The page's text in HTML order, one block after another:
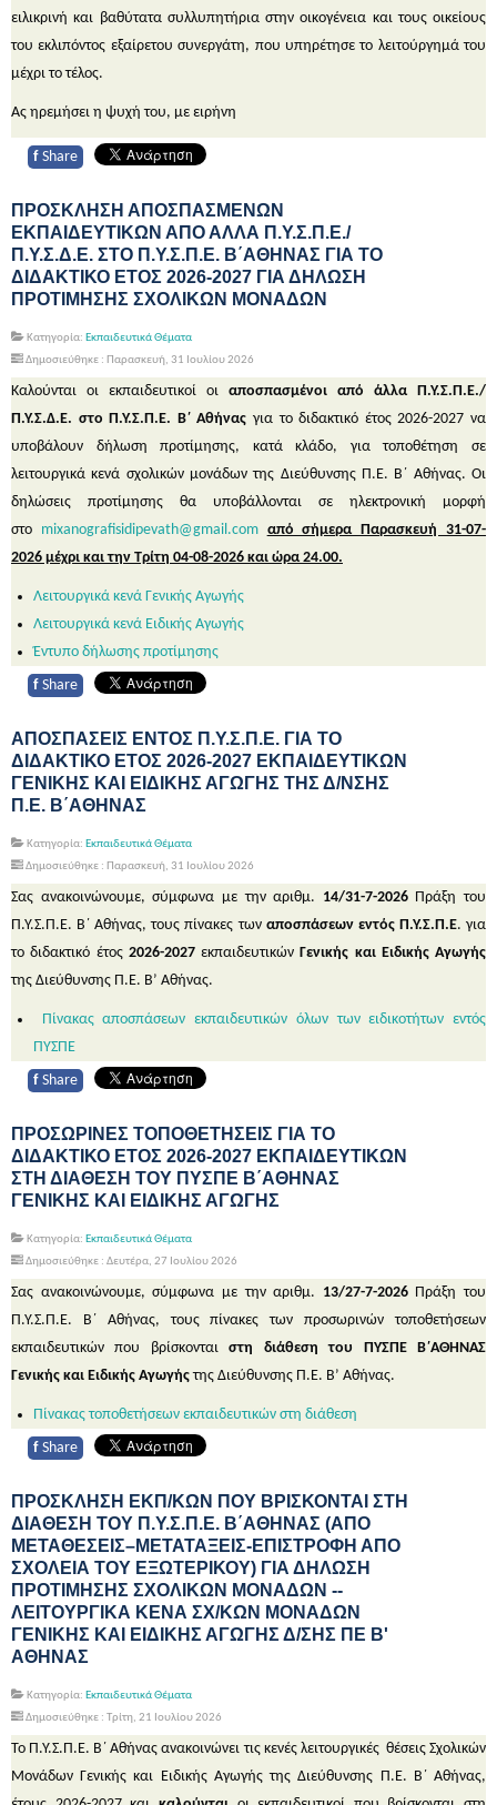
ειλικρινή και βαθύτατα συλλυπητήρια στην οικογένεια και τους οικείους
του εκλιπόντος εξαίρετου συνεργάτη, που υπηρέτησε το λειτούργημά του
μέχρι το τέλος.
Ας ηρεμήσει η ψυχή του, με ειρήνη
f Share
ΠΡΟΣΚΛΗΣΗ ΑΠΟΣΠΑΣΜΕΝΩΝ
ΕΚΠΑΙΔΕΥΤΙΚΩΝ ΑΠΟ ΑΛΛΑ Π.Υ.Σ.Π.Ε./
Π.Υ.Σ.Δ.Ε. ΣΤΟ Π.Υ.Σ.Π.Ε. Β΄ΑΘΗΝΑΣ ΓΙΑ ΤΟ
ΔΙΔΑΚΤΙΚΟ ΕΤΟΣ 2026-2027 ΓΙΑ ΔΗΛΩΣΗ
ΠΡΟΤΙΜΗΣΗΣ ΣΧΟΛΙΚΩΝ ΜΟΝΑΔΩΝ
Κατηγορία: Εκπαιδευτικά Θέματα
Δημοσιεύθηκε : Παρασκευή, 31 Ιουλίου 2026
Καλούνται οι εκπαιδευτικοί οι αποσπασμένοι από άλλα Π.Υ.Σ.Π.Ε./
Π.Υ.Σ.Δ.Ε. στο Π.Υ.Σ.Π.Ε. Β΄ Αθήνας για το διδακτικό έτος 2026-2027 να
υποβάλουν δήλωση προτίμησης, κατά κλάδο, για τοποθέτηση σε
λειτουργικά κενά σχολικών μονάδων της Διεύθυνσης Π.Ε. Β΄ Αθήνας. Οι
δηλώσεις προτίμησης θα υποβάλλονται σε ηλεκτρονική μορφή
στο mixanografisidipevath@gmail.com από σήμερα Παρασκευή 31-07-
2026 μέχρι και την Τρίτη 04-08-2026 και ώρα 24.00.
Λειτουργικά κενά Γενικής Αγωγής
Λειτουργικά κενά Ειδικής Αγωγής
Έντυπο δήλωσης προτίμησης
f Share
ΑΠΟΣΠΑΣΕΙΣ ΕΝΤΟΣ Π.Υ.Σ.Π.Ε. ΓΙΑ ΤΟ
ΔΙΔΑΚΤΙΚΟ ΕΤΟΣ 2026-2027 ΕΚΠΑΙΔΕΥΤΙΚΩΝ
ΓΕΝΙΚΗΣ ΚΑΙ ΕΙΔΙΚΗΣ ΑΓΩΓΗΣ ΤΗΣ Δ/ΝΣΗΣ
Π.Ε. Β΄ΑΘΗΝΑΣ
Κατηγορία: Εκπαιδευτικά Θέματα
Δημοσιεύθηκε : Παρασκευή, 31 Ιουλίου 2026
Σας ανακοινώνουμε, σύμφωνα με την αριθμ. 14/31-7-2026Πράξη του
Π.Υ.Σ.Π.Ε. Β΄ Αθήνας, τους πίνακες των αποσπάσεων εντός Π.Υ.Σ.Π.Ε. για
το διδακτικό έτος 2026-2027 εκπαιδευτικώνΓενικής και Ειδικής Αγωγής
της Διεύθυνσης Π.Ε. Β’ Αθήνας.
Πίνακας αποσπάσεων εκπαιδευτικών όλων των ειδικοτήτων εντός
ΠΥΣΠΕ
f Share
ΠΡΟΣΩΡΙΝΕΣ ΤΟΠΟΘΕΤΗΣΕΙΣ ΓΙΑ ΤΟ
ΔΙΔΑΚΤΙΚΟ ΕΤΟΣ 2026-2027 ΕΚΠΑΙΔΕΥΤΙΚΩΝ
ΣΤΗ ΔΙΑΘΕΣΗ ΤΟΥ ΠΥΣΠΕ Β΄ΑΘΗΝΑΣ
ΓΕΝΙΚΗΣ ΚΑΙ ΕΙΔΙΚΗΣ ΑΓΩΓΗΣ
Κατηγορία: Εκπαιδευτικά Θέματα
Δημοσιεύθηκε : Δευτέρα, 27 Ιουλίου 2026
Σας ανακοινώνουμε, σύμφωνα με την αριθμ. 13/27-7-2026Πράξη του
Π.Υ.Σ.Π.Ε. Β΄ Αθήνας, τους πίνακες των προσωρινών τοποθετήσεων
εκπαιδευτικών που βρίσκονταιστη διάθεση του ΠΥΣΠΕ Β΄ΑΘΗΝΑΣ
Γενικής και Ειδικής Αγωγήςτης Διεύθυνσης Π.Ε. Β’ Αθήνας.
Πίνακας τοποθετήσεων εκπαιδευτικών στη διάθεση
f Share
ΠΡΟΣΚΛΗΣΗ ΕΚΠ/ΚΩΝ ΠΟΥ ΒΡΙΣΚΟΝΤΑΙ ΣΤΗ
ΔΙΑΘΕΣΗ ΤΟΥ Π.Υ.Σ.Π.Ε. Β΄ΑΘΗΝΑΣ (ΑΠΟ
ΜΕΤΑΘΕΣΕΙΣ–ΜΕΤΑΤΑΞΕΙΣ-ΕΠΙΣΤΡΟΦΗ ΑΠΟ
ΣΧΟΛΕΙΑ ΤΟΥ ΕΞΩΤΕΡΙΚΟΥ) ΓΙΑ ΔΗΛΩΣΗ
ΠΡΟΤΙΜΗΣΗΣ ΣΧΟΛΙΚΩΝ ΜΟΝΑΔΩΝ --
ΛΕΙΤΟΥΡΓΙΚΑ ΚΕΝΑ ΣΧ/ΚΩΝ ΜΟΝΑΔΩΝ
ΓΕΝΙΚΗΣ ΚΑΙ ΕΙΔΙΚΗΣ ΑΓΩΓΗΣ Δ/ΣΗΣ ΠΕ Β'
ΑΘΗΝΑΣ
Κατηγορία: Εκπαιδευτικά Θέματα
Δημοσιεύθηκε : Τρίτη, 21 Ιουλίου 2026
Το Π.Υ.Σ.Π.Ε. Β΄ Αθήνας ανακοινώνει τις κενές λειτουργικές θέσεις Σχολικών
Μονάδων Γενικής και Ειδικής Αγωγής της Διεύθυνσης Π.Ε. Β΄ Αθήνας,